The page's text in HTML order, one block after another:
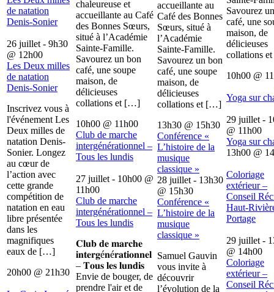
de natation
Denis-Sonier
26 juillet - 9h30
@ 12h00
Les Deux milles
de natation
Denis-Sonier
Inscrivez vous à
l'événement Les
Deux milles de
natation Denis-
Sonier. Longez
au cœur de
l’action avec
cette grande
compétition de
natation en eau
libre présentée
dans les
magnifiques
eaux de […]
20h00 @ 21h30
chaleureuse et
accueillante au Café
des Bonnes Sœurs,
situé à l’Académie
Sainte-Famille.
Savourez un bon
café, une soupe
maison, de
délicieuses
collations et […]
10h00 @ 11h00
Club de marche
intergénérationnel –
Tous les lundis
27 juillet - 10h00 @
11h00
Club de marche
intergénérationnel –
Tous les lundis
𝐂𝐥𝐮𝐛 𝐝𝐞 𝐦𝐚𝐫𝐜𝐡𝐞
𝐢𝐧𝐭𝐞𝐫𝐠é𝐧é𝐫𝐚𝐭𝐢𝐨𝐧𝐧𝐞𝐥
– 𝐓𝐨𝐮𝐬 𝐥𝐞𝐬 𝐥𝐮𝐧𝐝𝐢𝐬
Envie de bouger, de
prendre l'air et de
accueillante au
Café des Bonnes
Sœurs, situé à
l’Académie
Sainte-Famille.
Savourez un bon
café, une soupe
maison, de
délicieuses
collations et […]
13h30 @ 15h30
Conférence «
L’histoire de la
musique
classique »
28 juillet - 13h30
@ 15h30
Conférence «
L’histoire de la
musique
classique »
Samuel Gauvin
vous invite à
découvrir
l’évolution de la
Savourez
café, une
maison, de
délicieuses
collations
10h00 @
Yoga sur
29 juillet -
@ 11h00
Yoga sur
13h00 @
Coloriage
extérieur –
Conseil
Haut-
Portage
29 juillet -
@ 14h00
Coloriage
extérieur –
Conseil